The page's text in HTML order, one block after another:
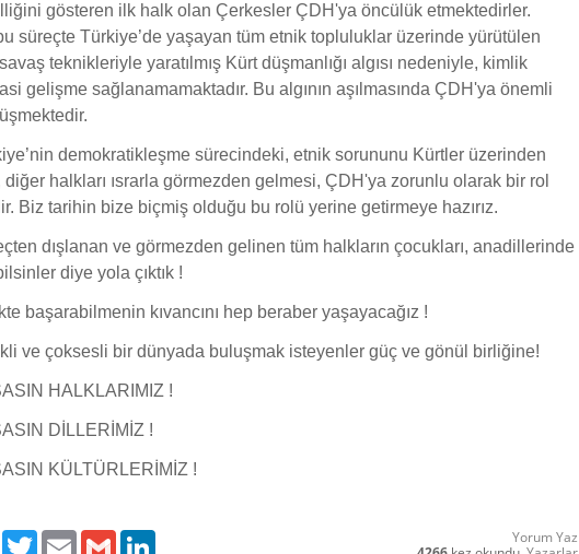
gösteren ilk halk olan Çerkesler ÇDH'ya öncülük etmektedirler.
süreçte Türkiye’de yaşayan tüm etnik topluluklar üzerinde yürütülen
teknikleriyle yaratılmış Kürt düşmanlığı algısı nedeniyle, kimlik
gelişme sağlanamamaktadır. Bu algının aşılmasında ÇDH'ya önemli
demokratikleşme sürecindeki, etnik sorununu Kürtler üzerinden
halkları ısrarla görmezden gelmesi, ÇDH'ya zorunlu olarak bir rol
Biz tarihin bize biçmiş olduğu bu rolü yerine getirmeye hazırız.
dışlanan ve görmezden gelinen tüm halkların çocukları, anadillerinde
diye yola çıktık !
başarabilmenin kıvancını hep beraber yaşayacağız !
ve çoksesli bir dünyada buluşmak isteyenler güç ve gönül birliğine!
HALKLARIMIZ !
DİLLERİMİZ !
KÜLTÜRLERİMİZ !
FacebookTwitter Email Gmail
Yorum Yaz